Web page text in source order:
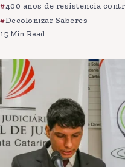
400 anos de resistencia
Decolonizar Saberes
15 Min Read